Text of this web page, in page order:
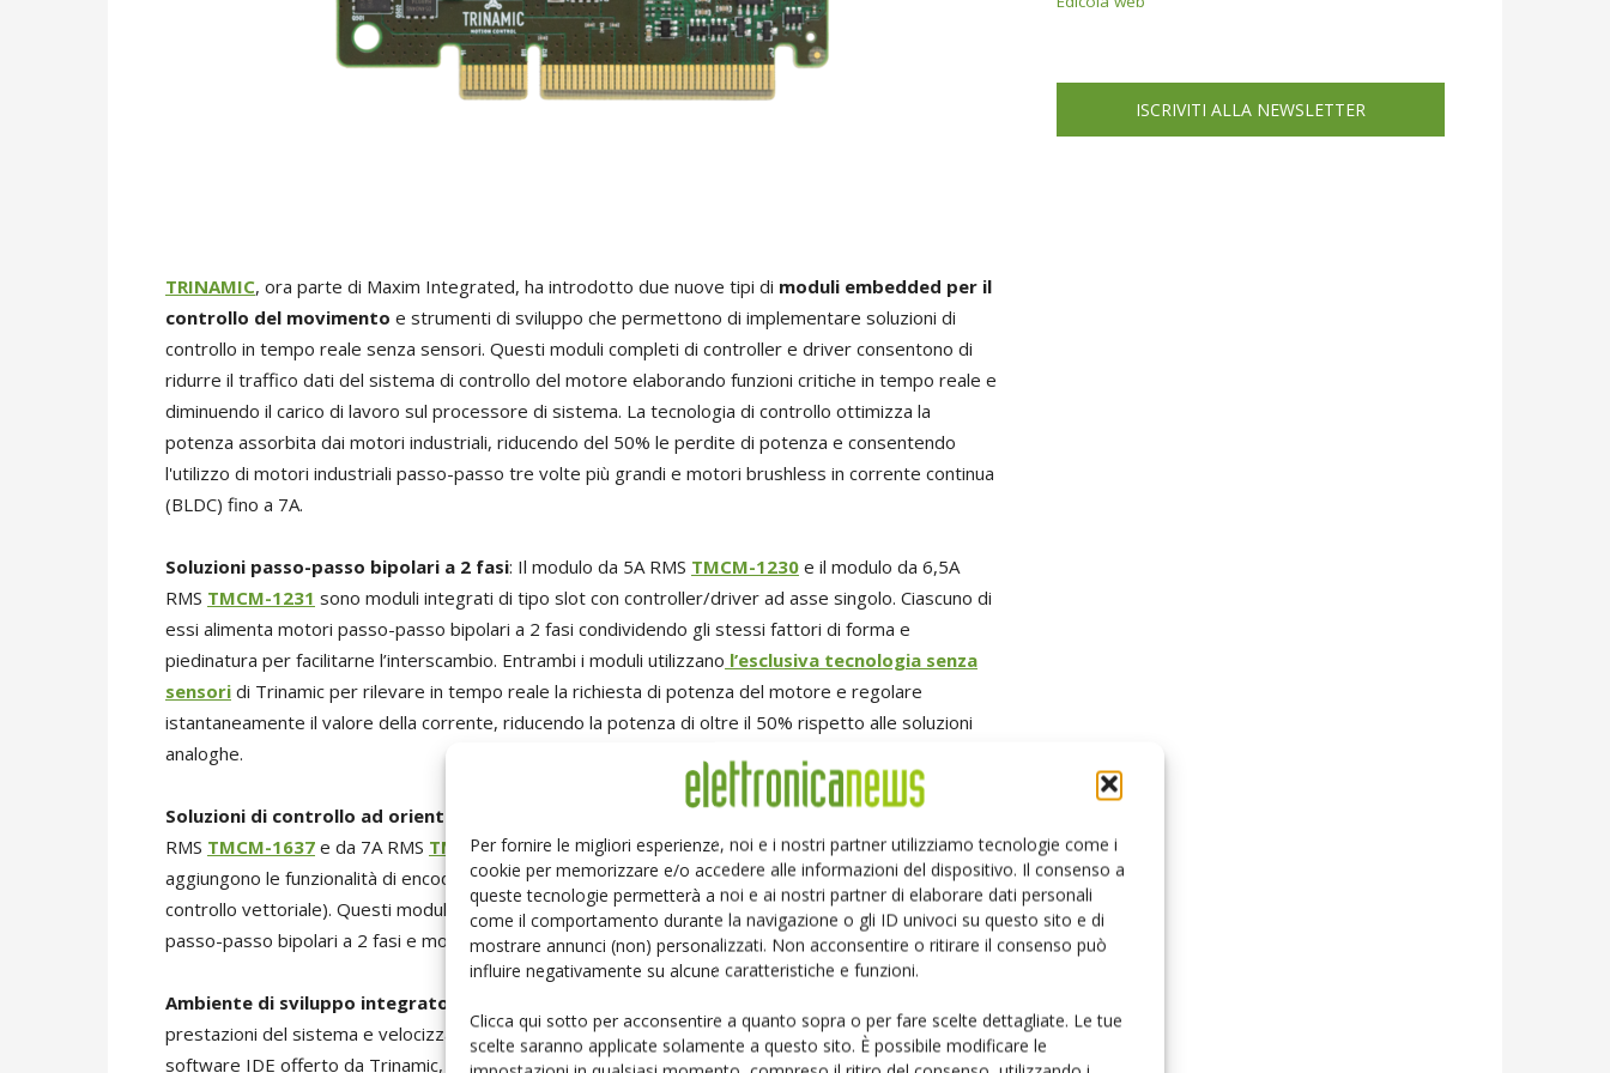
Per fornire le migliori esperienze, noi e i nostri partner utilizziamo tecnologie come i
cookie per memorizzare e/o accedere alle informazioni del dispositivo. Il consenso a
queste tecnologie permetterà a noi e ai nostri partner di elaborare dati personali
come il comportamento durante la navigazione o gli ID univoci su questo sito e di
mostrare annunci (non) personalizzati. Non acconsentire o ritirare il consenso può
influire negativamente su alcune caratteristiche e funzioni.
Clicca qui sotto per acconsentire a quanto sopra o per fare scelte dettagliate. Le tue
scelte saranno applicate solamente a questo sito. È possibile modificare le
TRINAMIC, ora parte di Maxim Integrated, ha introdotto due nuove tipi di moduli embedded per il
controllo del movimento e strumenti di sviluppo che permettono di implementare soluzioni di
controllo in tempo reale senza sensori. Questi moduli completi di controller e driver consentono di
ridurre il traffico dati del sistema di controllo del motore elaborando funzioni critiche in tempo reale e
diminuendo il carico di lavoro sul processore di sistema. La tecnologia di controllo ottimizza la
potenza assorbita dai motori industriali, riducendo del 50% le perdite di potenza e consentendo
l'utilizzo di motori industriali passo-passo tre volte più grandi e motori brushless in corrente continua
(BLDC) fino a 7A.
Soluzioni passo-passo bipolari a 2 fasi: Il modulo da 5A RMS TMCM-1230 e il modulo da 6,5A
RMS TMCM-1231 sono moduli integrati di tipo slot con controller/driver ad asse singolo. Ciascuno di
essi alimenta motori passo-passo bipolari a 2 fasi condividendo gli stessi fattori di forma e
piedinatura per facilitarne l’interscambio. Entrambi i moduli utilizzano l’esclusiva tecnologia senza
sensori di Trinamic per rilevare in tempo reale la richiesta di potenza del motore e regolare
istantaneamente il valore della corrente, riducendo la potenza di oltre il 50% rispetto alle soluzioni
analoghe.
Soluzioni di controllo ad orientamento di campo
: Trinamic offre anche i moduli di tipo slot da 5A
RMS TMCM-1637 e da 7A RMS TMCM-1638, due controller/driver ad orientamento di campo che
aggiungono le funzionalità di encoder Hall e ABN per il controllo ad orientamento di campo (o
controllo vettoriale). Questi moduli supportano motori in corrente continua a singola fase, motori
passo-passo bipolari a 2 fasi e motori BLDC a 3 fasi.
Ambiente di sviluppo integrato (IDE) liberamente utilizzabile
prestazioni del sistema e velocizzare il time to market, i progettisti possono liberamente utilizzare il
software IDE offerto da Trinamic, insieme alle schedead asse singolo TMCM-BB1 o a 4 assi
ISCRIVITI ALLA NEWSLETTER